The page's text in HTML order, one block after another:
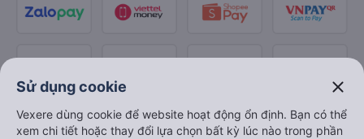
Sử dụng cookie close
Vexere dùng cookie để website hoạt động ổn định. Bạn có thể
xem chi tiết hoặc thay đổi lựa chọn bất kỳ lúc nào trong phần